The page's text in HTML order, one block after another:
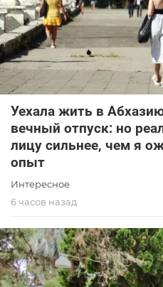
Уехала жить в
вечный отпуск: но
лицу сильнее, чем я
опыт
Интересное
6 часов назад